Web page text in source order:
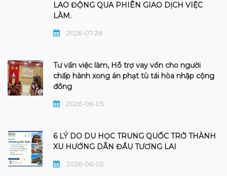
LAO ĐỘNG QUA PHIÊN GIAO DỊCH VIỆC
LÀM.
2026-07-28
Tư vấn việc làm, Hỗ trợ vay vốn cho người
chấp hành xong án phạt tù tái hòa nhập cộng
đồng
2026-06-05
6 LÝ DO DU HỌC TRUNG QUỐC TRỞ THÀNH
XU HƯỚNG DẪN ĐẦU TƯƠNG LAI
2026-06-02